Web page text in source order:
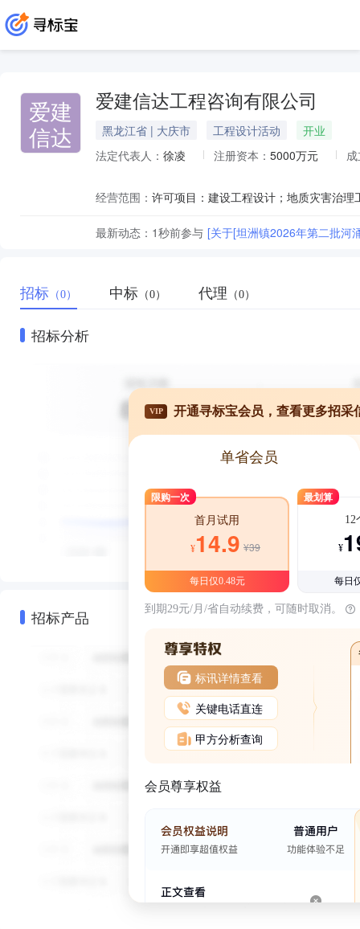
爱建
信达
爱建信达工程咨询有限公司
黑龙江省 | 大庆市 工程设计活动
开业
法定代表人： 徐凌 注册资本： 5000万元
经营范围：
最新动态： 1秒前参与 [关于[坦洲镇2026年第二批河
招标 （0） 中标 （0） 代理 （0）
招标分析
招标产品
VIP 开通寻标宝会员，查看更多招采
单省会员
限购一次
首月试用
¥14.9 ¥39
每日仅0.48元
最划算
12
¥
每日
到期29元/月/省自动续费，可随时取消。
标讯详情查看
关键电话直连
甲方分析查询
会员尊享权益